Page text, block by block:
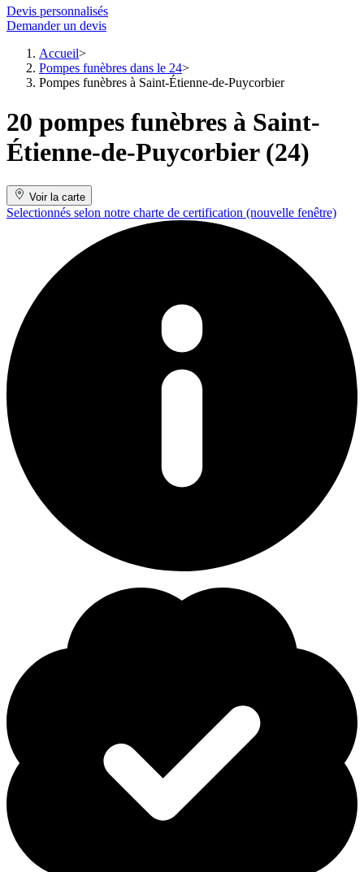
Devis personnalisés
Demander un devis
Accueil
Pompes funèbres dans le 24
Pompes funèbres à Saint-Étienne-de-Puycorbier
20 pompes funèbres à Saint-
Étienne-de-Puycorbier (24)
Voir la carte
Selectionnés selon notre charte de certification (nouvelle fenêtre)